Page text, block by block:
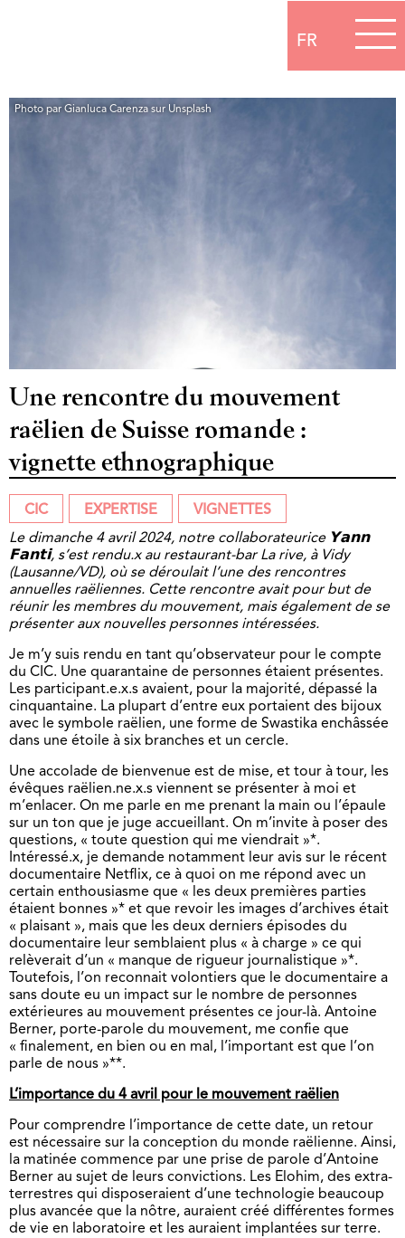
FR
Photo par Gianluca Carenza sur Unsplash
Une rencontre du mouvement
raëlien de Suisse romande :
vignette ethnographique
CIC EXPERTISE
VIGNETTES
Le dimanche 4 avril 2024, notre collaborateurice 𝗬𝗮𝗻𝗻
𝗙𝗮𝗻𝘁𝗶, s’est rendu.x au restaurant-bar La rive, à Vidy
(Lausanne/VD), où se déroulait l’une des rencontres
annuelles raëliennes. Cette rencontre avait pour but de
réunir les membres du mouvement, mais également de se
présenter aux nouvelles personnes intéressées.
Je m’y suis rendu en tant qu’observateur pour le compte
du CIC. Une quarantaine de personnes étaient présentes.
Les participant.e.x.s avaient, pour la majorité, dépassé la
cinquantaine. La plupart d’entre eux portaient des bijoux
avec le symbole raëlien, une forme de Swastika enchâssée
dans une étoile à six branches et un cercle.
Une accolade de bienvenue est de mise, et tour à tour, les
évêques raëlien.ne.x.s viennent se présenter à moi et
m’enlacer. On me parle en me prenant la main ou l’épaule
sur un ton que je juge accueillant. On m’invite à poser des
questions, « toute question qui me viendrait »*.
Intéressé.x, je demande notamment leur avis sur le récent
documentaire Netflix, ce à quoi on me répond avec un
certain enthousiasme que « les deux premières parties
étaient bonnes »* et que revoir les images d’archives était
« plaisant », mais que les deux derniers épisodes du
documentaire leur semblaient plus « à charge » ce qui
relèverait d’un « manque de rigueur journalistique »*.
Toutefois, l’on reconnait volontiers que le documentaire a
sans doute eu un impact sur le nombre de personnes
extérieures au mouvement présentes ce jour-là. Antoine
Berner, porte-parole du mouvement, me confie que
« finalement, en bien ou en mal, l’important est que l’on
parle de nous »**.
L’importance du 4 avril pour le mouvement raëlien
Pour comprendre l’importance de cette date, un retour
est nécessaire sur la conception du monde raëlienne. Ainsi,
la matinée commence par une prise de parole d’Antoine
Berner au sujet de leurs convictions. Les Elohim, des extra-
terrestres qui disposeraient d’une technologie beaucoup
plus avancée que la nôtre, auraient créé différentes formes
de vie en laboratoire et les auraient implantées sur terre.